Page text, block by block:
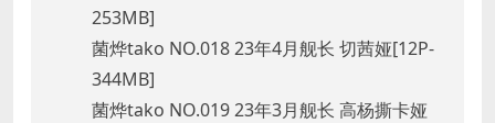
253MB]
菌烨tako NO.018 23年4月舰长 切茜娅[12P-
344MB]
菌烨tako NO.019 23年3月舰长 高杨撕卡娅